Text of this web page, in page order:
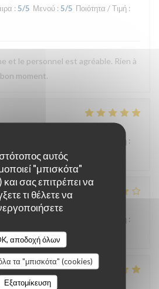
αυτός
"μπισκότα"
σας επιτρέπει να
τι θέλετε να
αποδοχή όλων
τα "μπισκότα" (cookies)
Εξατομίκευση
: 5/5 Μενού : 5/5 Ποιότητα / Τιμή :
et le personnel est agréable. Rien à
moment.
Ποιότητα / Τιμή :
4
:
3